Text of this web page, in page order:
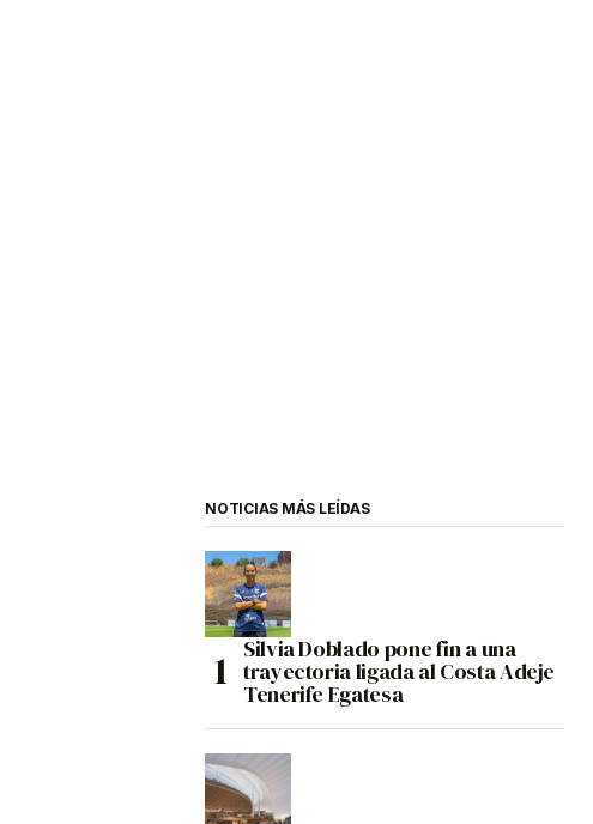
NOTICIAS MÁS LEÍDAS
Silvia Doblado pone fin a una
trayectoria ligada al Costa Adeje
Tenerife Egatesa